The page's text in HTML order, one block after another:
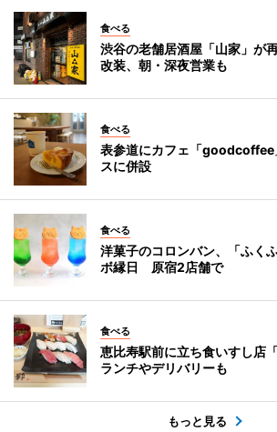
食べる
渋谷の老舗居酒屋「山家」が
改装、朝・深夜営業も
食べる
表参道にカフェ「
スに併設
食べる
洋菓子のコロンバン、「ふく
ボ縁日 原宿2店舗で
食べる
恵比寿駅前に立ち食いすし店
ランチやデリバリーも
もっと見る